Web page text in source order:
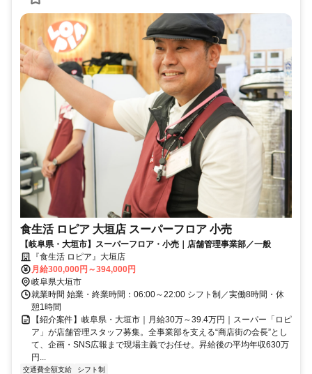
食生活 ロピア 大垣店 スーパーフロア 小売
【岐阜県・大垣市】スーパーフロア・小売｜店舗管理事業部／一般
『食生活 ロピア』大垣店
月給300,000円～394,000円
岐阜県大垣市
就業時間 始業・終業時間：06:00～22:00 シフト制／実働8時間・休
憩1時間
【紹介案件】岐阜県・大垣市｜月給30万～39.4万円｜スーパー「ロピ
ア」が店舗管理スタッフ募集。全事業部を支える“商店街の会長”とし
て、企画・SNS広報まで現場主義でお任せ。昇給後の平均年収630万
円...
交通費全額支給 シフト制